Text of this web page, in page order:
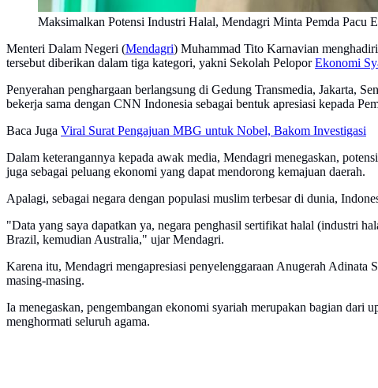
Maksimalkan Potensi Industri Halal, Mendagri Minta Pemda Pacu
Menteri Dalam Negeri (Mendagri) Muhammad Tito Karnavian
tersebut diberikan dalam tiga kategori, yakni Sekolah PeloporEkonomi
Penyerahan penghargaan berlangsung di Gedung Transmedia, Jakarta,
bekerja sama dengan CNN Indonesia sebagai bentuk apresiasi kepada
Baca Juga Viral Surat Pengajuan MBG untuk Nobel, Bakom Investigasi
Dalam keterangannya kepada awak media, Mendagri menegaskan,
juga sebagai peluang ekonomi yang dapat mendorong kemajuan daerah.
Apalagi, sebagai negara dengan populasi muslim terbesar di dunia,
"Data yang saya dapatkan ya, negara penghasil sertifikat halal (industri
Brazil, kemudian Australia," ujar Mendagri.
Karena itu, Mendagri mengapresiasi penyelenggaraan Anugerah
masing-masing.
Ia menegaskan, pengembangan ekonomi syariah merupakan bagian dari
menghormati seluruh agama.